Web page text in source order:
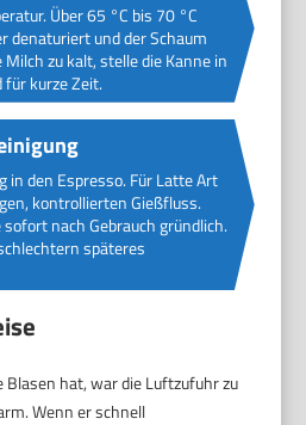
Über 65 °C bis 70 °C
denaturiert und der Schaum
zu kalt, stelle die Kanne in
kurze Zeit.
in den Espresso. Für Latte Art
kontrollierten Gießfluss.
nach Gebrauch gründlich.
späteres
Blasen hat, war die Luftzufuhr zu
Wenn er schnell